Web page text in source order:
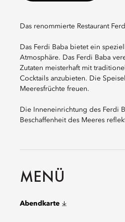
Das renommierte Restaurant
Das Ferdi Baba bietet ein
Atmosphäre. Das Ferdi Baba
Zutaten meisterhaft mit
Cocktails anzubieten. Die
Meeresfrüchte freuen.
Die Inneneinrichtung des Ferdi
Beschaffenheit des Meeres
MENÜ
Abendkarte